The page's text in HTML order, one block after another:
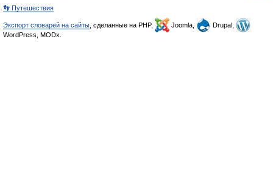
👣 Путешествия
Экспорт словарей на сайты , сделанные на PHP, Joomla,
Drupal,
WordPress, MODx.